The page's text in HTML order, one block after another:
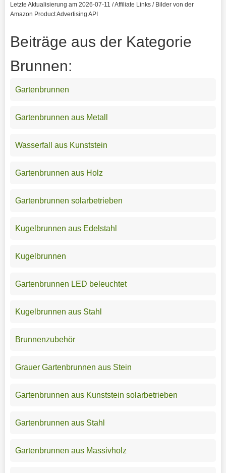
Letzte Aktualisierung am 2026-07-11 / Affiliate Links / Bilder von der
Amazon Product Advertising API
Beiträge aus der Kategorie
Brunnen:
Gartenbrunnen
Gartenbrunnen aus Metall
Wasserfall aus Kunststein
Gartenbrunnen aus Holz
Gartenbrunnen solarbetrieben
Kugelbrunnen aus Edelstahl
Kugelbrunnen
Gartenbrunnen LED beleuchtet
Kugelbrunnen aus Stahl
Brunnenzubehör
Grauer Gartenbrunnen aus Stein
Gartenbrunnen aus Kunststein solarbetrieben
Gartenbrunnen aus Stahl
Gartenbrunnen aus Massivholz